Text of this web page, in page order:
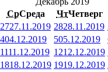
СрСреда ЧтЧетверг
2727.11.2019 2828.11.2019
404.12.2019 505.12.2019
1111.12.2019 1212.12.2019
1818.12.2019 1919.12.2019